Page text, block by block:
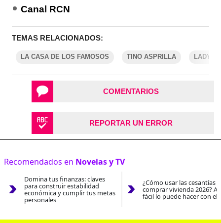
Canal RCN
TEMAS RELACIONADOS:
LA CASA DE LOS FAMOSOS TINO ASPRILLA LADY
COMENTARIOS
REPORTAR UN ERROR
Recomendados en Novelas y TV
Domina tus finanzas: claves
para construir estabilidad
económica y cumplir tus metas
personales
¿Cómo usar las cesantías
comprar vivienda 2026?
fácil lo puede hacer con el